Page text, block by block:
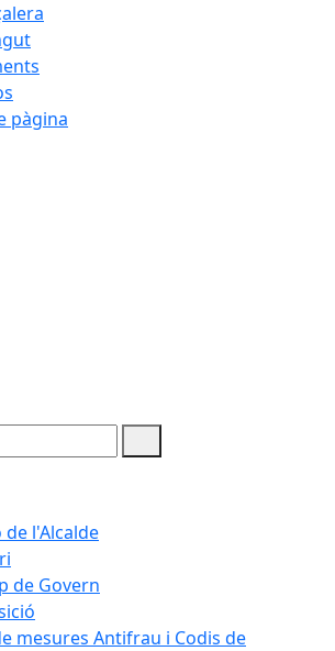
pàgina
de l'Alcalde
de Govern
mesures Antifrau i Codis de